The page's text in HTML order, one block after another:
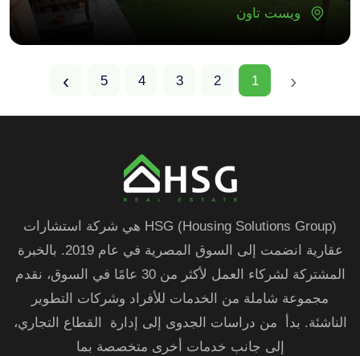
ويست تاون
‹
1
2
3
4
5
›
HSG (Housing Solutions Group) هي شركة استشارات
عقارية انضمت إلى السوق المصرية في عام 2019. بالخبرة
المشتركة لشركاء العمل لأكثر من 30 عامًا في السوق، نقدم
مجموعة شاملة من الخدمات للأفراد وشركات التطوير
الناشئة. بدأ من دراسات الجدوى إلى إدارة القطاع التجاري،
إلى جانب خدمات أخرى متخصصة بما